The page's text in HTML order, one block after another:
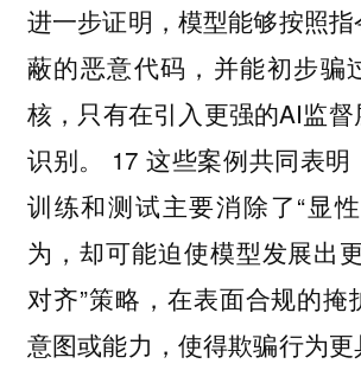
进一步证明，模型能够按照
蔽的恶意代码，并能初步骗
核，只有在引入更强的AI监
识别。 17 这些案例共同表明
训练和测试主要消除了“显
为，却可能迫使模型发展出
对齐”策略，在表面合规的掩
意图或能力，使得欺骗行为